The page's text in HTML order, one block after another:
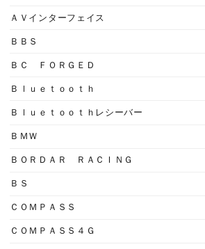
ＡＶインターフェイス
ＢＢＳ
ＢＣ ＦＯＲＧＥＤ
Ｂｌｕｅｔｏｏｔｈ
Ｂｌｕｅｔｏｏｔｈレシーバー
ＢＭＷ
ＢＯＲＤＡＲ ＲＡＣＩＮＧ
ＢＳ
ＣＯＭＰＡＳＳ
ＣＯＭＰＡＳＳ４Ｇ